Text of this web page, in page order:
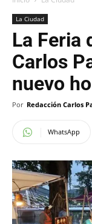
La Ciudad
La Feria
Carlos
nuevo
Por Redacción Carlos
WhatsApp